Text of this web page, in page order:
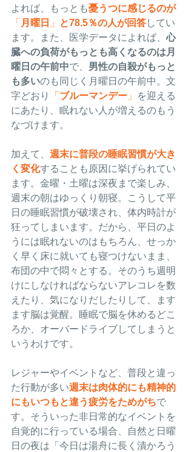
よれば、もっとも憂うつに感じるのが
「 月曜日 」 と78.5％の人が回答してい
ます。また、医学データによれば、心
臓への負荷がもっとも高くなるのは月
曜日の午前中で、 男性の自殺がもっと
も多いのも同じく月曜 日の午前中。文
字どおり
「 ブルーマンデー 」
を迎える
にあたり、眠れない人が増えるのもう
なづけます。
加えて、 週末に普段の睡眠習慣が大き
く変化することも原因に挙げられてい
ます。金曜・土曜は深夜まで楽しみ、
週末の朝はゆっくり朝寝。こうして平
日の睡眠習慣が破壊され、体内時計が
狂ってしまいます。だから、平日のよ
うには眠れないのはもちろん、せっか
く早く床に就いても寝つけないまま、
布団の中で悶々とする。そのうち週明
けにしなければならないアレコレを数
えたり、気になりだしたりして、ます
ます脳は覚醒。睡眠で脳を休めるどこ
ろか、オーバードライブしてしまうと
いうわけです。
レジャーやイベントなど、普段と違っ
た行動が多い週末は肉体的にも精神的
にもいつもと違う疲労をためがちで
す。そういった非日常的なイベントを
自覚的に行っている場合、自然と日曜
日の夜は「今日は湯舟に長く漬かろう